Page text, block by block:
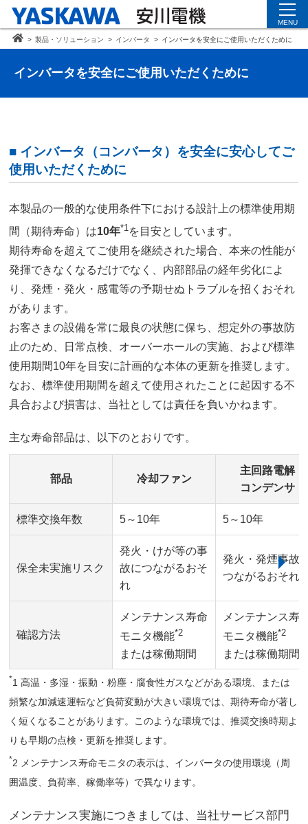
MENU
> 製品・ソリューション > インバータ > インバータを安全にご使用いただくために
インバータを安全にご使用いただくために
■ インバータ（コンバータ）を安全に安心してご
使用いただくために
本製品の一般的な使用条件下における設計上の標準使用期
間（期待寿命）は10年*1を目安としています。
期待寿命を超えてご使用を継続された場合、本来の性能が
発揮できなくなるだけでなく、内部部品の経年劣化によ
り、発煙・発火・感電等の予期せぬトラブルを招くおそれ
があります。
お客さまの設備を常に最良の状態に保ち、想定外の事故防
止のため、日常点検、オーバーホールの実施、および標準
使用期間10年を目安に計画的な本体の更新を推奨します。
なお、標準使用期間を超えて使用されたことに起因する不
具合および損害は、当社としては責任を負いかねます。
主な寿命部品は、以下のとおりです。
部品 冷却ファン
主回路電解
コンデンサ
標準交換年数 5～10年 5～10年
保全未実施リスク
発火・けが等の事
故につながるおそ
れ
発火・発煙事故
つながるおそれ
確認方法
メンテナンス寿命
モニタ機能*2
または稼働期間
メンテナンス寿
モニタ機能*2
または稼働期間
*1 高温・多湿・振動・粉塵・腐食性ガスなどがある環境、または
頻繁な加減速運転など負荷変動が大きい環境では、期待寿命が著し
く短くなることがあります。このような環境では、推奨交換時期よ
りも早期の点検・更新を推奨します。
*2 メンテナンス寿命モニタの表示は、インバータの使用環境（周
囲温度、負荷率、稼働率等）で異なります。
メンテナンス実施につきましては、当社サービス部門